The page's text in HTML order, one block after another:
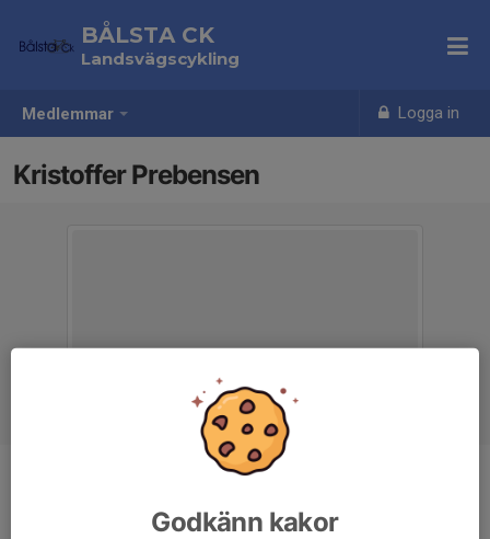
Medlemmar Logga in
BÅLSTA CK
Landsvägscykling
Kristoffer Prebensen
Godkänn kakor